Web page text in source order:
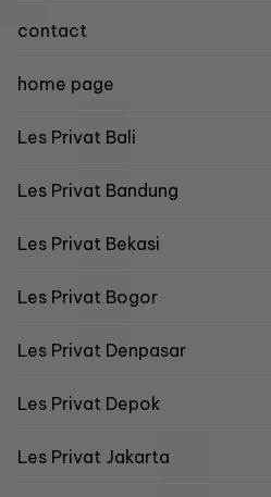
contact
home page
Les Privat Bali
Les Privat Bandung
Les Privat Bekasi
Les Privat Bogor
Les Privat Denpasar
Les Privat Depok
Les Privat Jakarta